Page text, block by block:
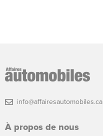
info@affairesautomobiles.ca
À propos de nous